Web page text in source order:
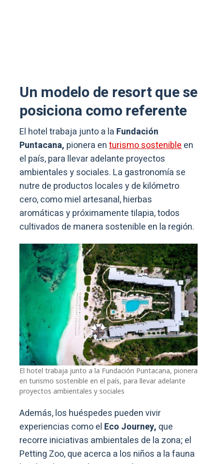
Un modelo de resort que se
posiciona como referente
El hotel trabaja junto a la Fundación
Puntacana, pionera enturismo sostenibleen
el país, para llevar adelante proyectos
ambientales y sociales. La gastronomía se
nutre de productos locales y de kilómetro
cero, como miel artesanal, hierbas
aromáticas y próximamente tilapia, todos
cultivados de manera sostenible en la región.
El hotel trabaja junto a la Fundación Puntacana, pionera
en turismo sostenible en el país, para llevar adelante
proyectos ambientales y sociales
Además, los huéspedes pueden vivir
experiencias como el Eco Journey, que
recorre iniciativas ambientales de la zona; el
Petting Zoo, que acerca a los niños a la fauna